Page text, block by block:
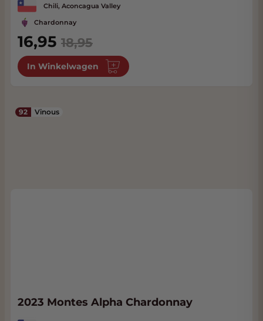
Chili, Aconcagua Valley
Chardonnay
Special Price
16,95 18,95
In Winkelwagen
92 Vinous
2023 Montes Alpha Chardonnay